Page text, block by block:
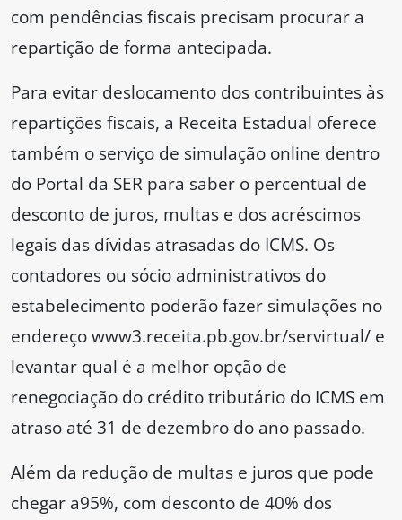
com pendências fiscais precisam procurar a
repartição de forma antecipada.
Para evitar deslocamento dos contribuintes às
repartições fiscais, a Receita Estadual oferece
também o serviço de simulação online dentro
do Portal da SER para saber o percentual de
desconto de juros, multas e dos acréscimos
legais das dívidas atrasadas do ICMS. Os
contadores ou sócio administrativos do
estabelecimento poderão fazer simulações no
endereço www3.receita.pb.gov.br/servirtual/ e
levantar qual é a melhor opção de
renegociação do crédito tributário do ICMS em
atraso até 31 de dezembro do ano passado.
Além da redução de multas e juros que pode
chegar a95%, com desconto de 40% dos